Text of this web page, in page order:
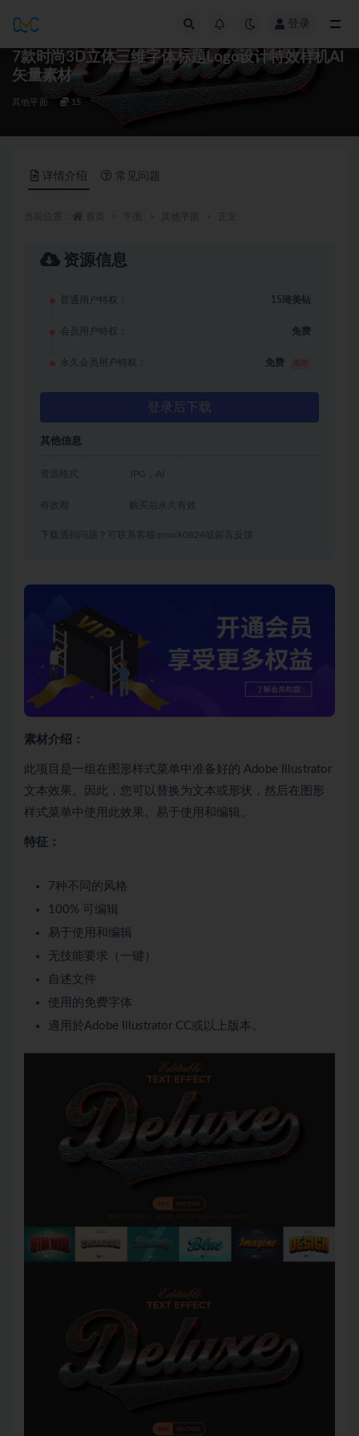
登录
7款时尚3D立体三维字体标题Logo设计特效样机AI
矢量素材
其他平面 15
详情介绍 常见问题
资源信息
普通用户特权： 15琦美钻
会员用户特权： 免费
永久会员用户特权： 免费
登录后下载
其他信息
资源格式 JPG，AI
有效期 购买后永久有效
下载遇到问题？可联系客服qmsck0824或留言反馈
素材介绍：
此项目是一组在图形样式菜单中准备好的 Adobe Illustrator
文本效果。因此，您可以替换为文本或形状，然后在图形
样式菜单中使用此效果。易于使用和编辑。
特征：
7种不同的风格
100% 可编辑
易于使用和编辑
无技能要求（一键）
自述文件
使用的免费字体
適用於Adobe Illustrator CC或以上版本。